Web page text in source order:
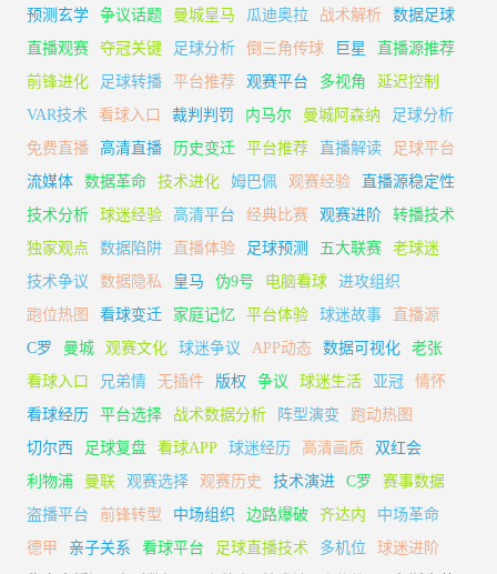
预测玄学
争议话题 曼城皇马 瓜迪奥拉 战术解析
数据足球
直播观赛
夺冠关键 足球分析 倒三角传球 巨星
直播源推荐
前锋进化
足球转播 平台推荐 观赛平台 多视角
延迟控制
VAR技术
看球入口 裁判判罚 内马尔 曼城阿森纳
足球分析
免费直播
高清直播 历史变迁 平台推荐 直播解读
足球平台
流媒体
数据革命 技术进化 姆巴佩 观赛经验
直播源稳定性
技术分析
球迷经验 高清平台 经典比赛 观赛进阶
转播技术
独家观点
数据陷阱 直播体验 足球预测 五大联赛
老球迷
技术争议
数据隐私 皇马 伪9号 电脑看球
进攻组织
跑位热图
看球变迁 家庭记忆 平台体验 球迷故事
直播源
C罗
曼城 观赛文化 球迷争议 APP动态 数据可视化
老张
看球入口
兄弟情 无插件 版权 争议 球迷生活 亚冠
情怀
看球经历
平台选择 战术数据分析 阵型演变
跑动热图
切尔西
足球复盘 看球APP 球迷经历 高清画质
双红会
利物浦
曼联 观赛选择 观赛历史 技术演进 C罗
赛事数据
盗播平台
前锋转型 中场组织 边路爆破 齐达内
中场革命
德甲
亲子关系 看球平台 足球直播技术 多机位
球迷进阶